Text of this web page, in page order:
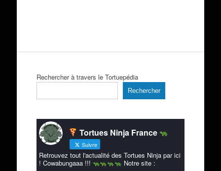
Rechercher à travers le Tortuepédia
Rechercher
Tortues Ninja France
Suivre
Retrouvez tout l'actualité des Tortues Ninja par ici
! Cowabungaaa !!!
Notre site :